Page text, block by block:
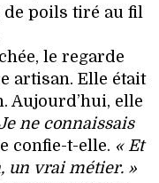
poils tiré au fil
le regarde
artisan. Elle était
Aujourd’hui, elle
ne connaissais
confie-t-elle. « Et
un vrai métier. »